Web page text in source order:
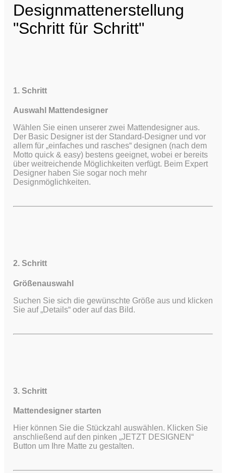
Designmattenerstellung
"Schritt für Schritt"
1. Schritt
Auswahl Mattendesigner
Wählen Sie einen unserer zwei Mattendesigner aus.
Der Basic Designer ist der Standard-Designer und vor
allem für „einfaches und rasches“ designen (nach dem
Motto quick & easy) bestens geeignet, wobei er bereits
über weitreichende Möglichkeiten verfügt. Beim Expert
Designer haben Sie sogar noch mehr
Designmöglichkeiten.
2. Schritt
Größenauswahl
Suchen Sie sich die gewünschte Größe aus und klicken
Sie auf „Details“ oder auf das Bild.
3. Schritt
Mattendesigner starten
Hier können Sie die Stückzahl auswählen. Klicken Sie
anschließend auf den pinken „JETZT DESIGNEN“
Button um Ihre Matte zu gestalten.